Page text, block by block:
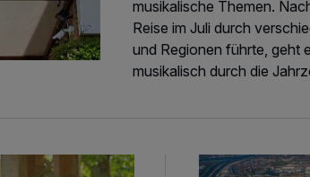
musikalische Themen.
Reise im Juli durch
und Regionen führte, geht
musikalisch durch die
haben Großes vor Hafenwoche